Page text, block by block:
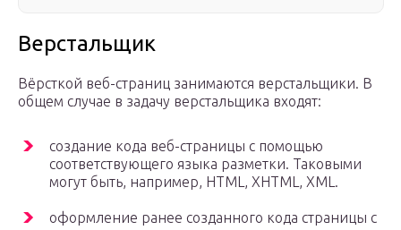
Верстальщик
Вёрсткой веб-страниц занимаются верстальщики. В
общем случае в задачу верстальщика входят:
создание кода веб-страницы с помощью
соответствующего языка разметки. Таковыми
могут быть, например, HTML, XHTML, XML.
оформление ранее созданного кода страницы с